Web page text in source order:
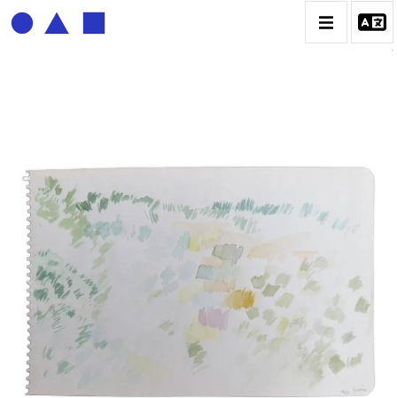
BERNADETTE DELRIEU
BIOGRAPHIE
CATALOGUE DES OEUVRES
ECRITURE DE LUMIÈRE
PHOTO / PEINTURE
TÉNÈBRES ET LUMIÈRE
CONTACT